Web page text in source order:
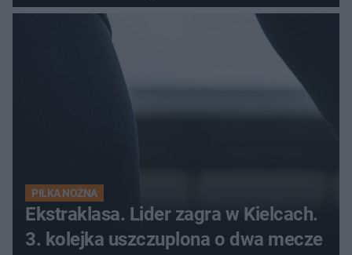
PIŁKA NOŻNA
Ekstraklasa. Lider zagra w Kielcach.
3. kolejka uszczuplona o dwa mecze